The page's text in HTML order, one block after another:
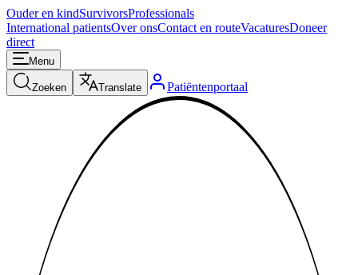
Ouder en kindSurvivorsProfessionals
International patientsOver onsContact en routeVacaturesDoneer
direct
Menu
Zoeken Translate Patiëntenportaal